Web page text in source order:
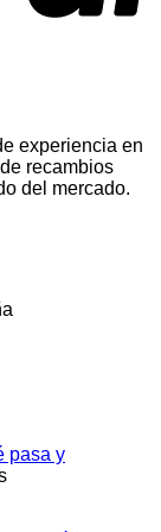
experiencia en
recambios
del mercado.
pasa y
en